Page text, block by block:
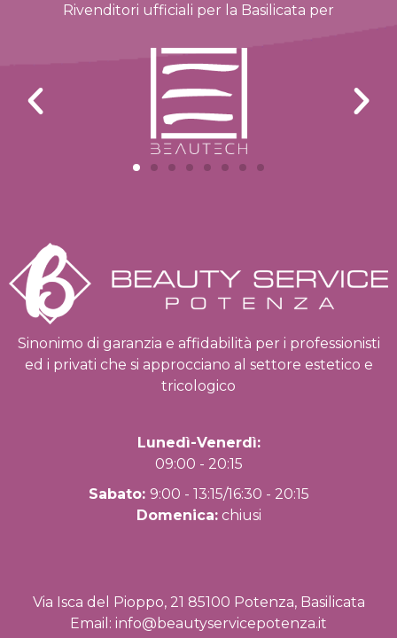
Rivenditori ufficiali per la Basilicata per
Sinonimo di garanzia e affidabilità per i professionisti
ed i privati che si approcciano al settore estetico e
tricologico
Lunedì-Venerdì:
09:00 - 20:15
Sabato: 9:00 - 13:15/16:30 - 20:15
Domenica:chiusi
Via Isca del Pioppo, 21 85100 Potenza, Basilicata
Email: info@beautyservicepotenza.it